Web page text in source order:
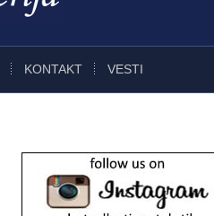
KONTAKT VESTI